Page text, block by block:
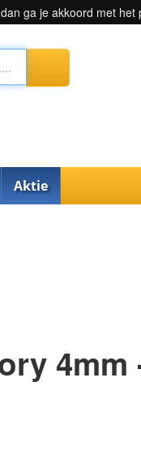
ga je akkoord met het
Aktie
4mm